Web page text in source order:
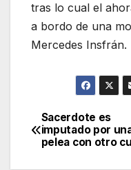
tras lo cual el
a bordo de una
Mercedes Insfrán.
de
Sacerdote es
imputado por
pelea con otro